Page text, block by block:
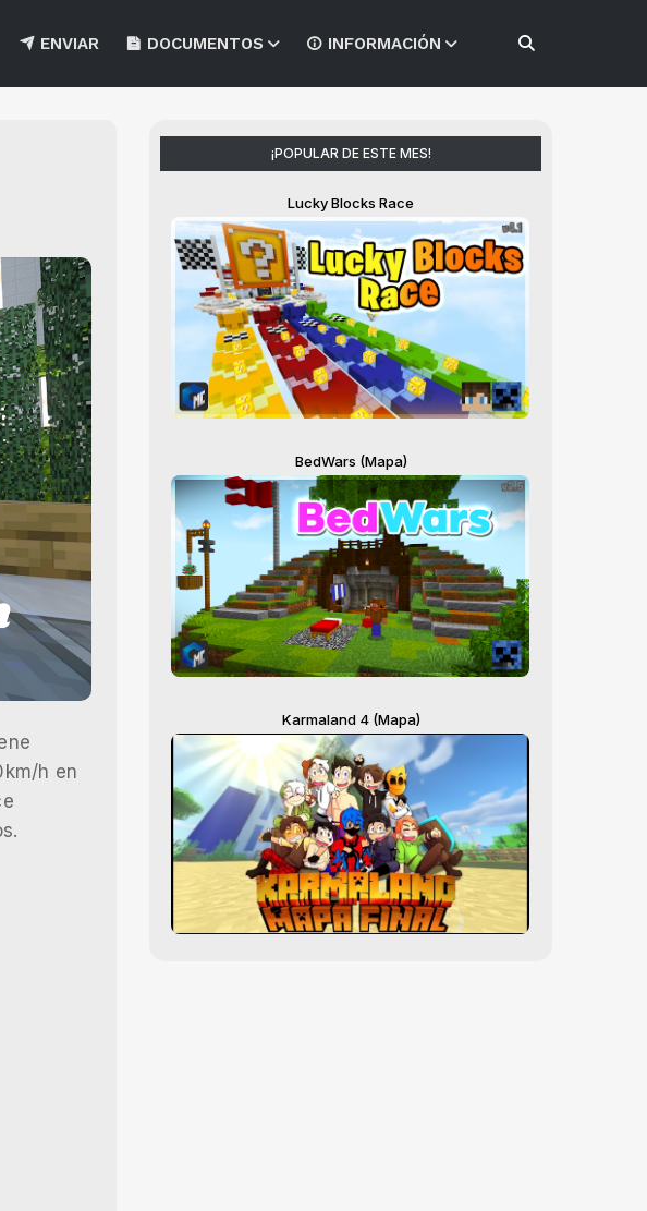
ENVIAR DOCUMENTOS INFORMACIÓN
h en
¡POPULAR DE ESTE MES!
Lucky Blocks Race
BedWars (Mapa)
Karmaland 4 (Mapa)